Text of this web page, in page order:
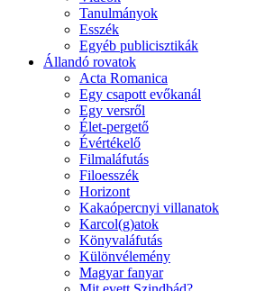
Tanulmányok
Esszék
Egyéb publicisztikák
Állandó rovatok
Acta Romanica
Egy csapott evőkanál
Egy versről
Élet-pergető
Évértékelő
Filmaláfutás
Filoesszék
Horizont
Kakaópercnyi villanatok
Karcol(g)atok
Könyvaláfutás
Különvélemény
Magyar fanyar